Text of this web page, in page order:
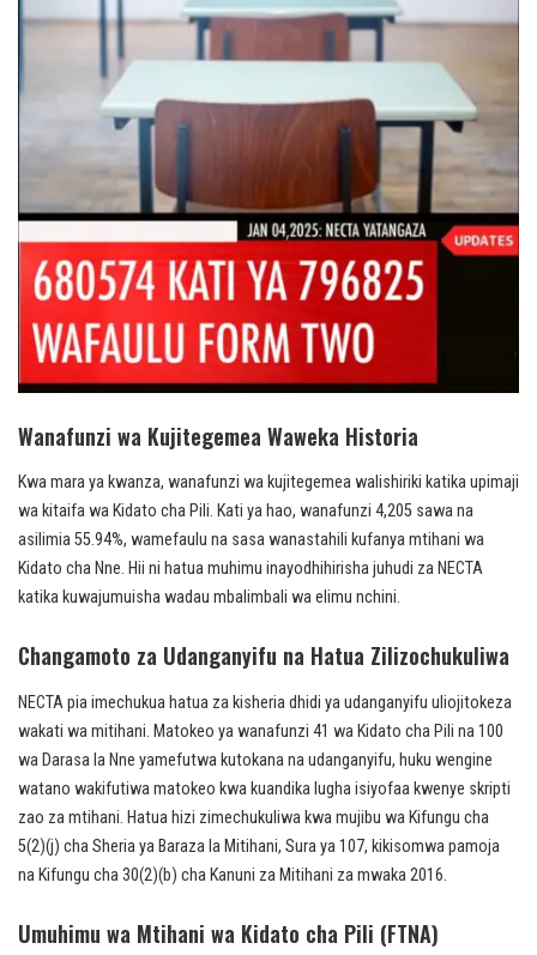
Wanafunzi wa Kujitegemea Waweka Historia
Kwa mara ya kwanza, wanafunzi wa kujitegemea walishiriki katika upimaji
wa kitaifa wa Kidato cha Pili. Kati ya hao, wanafunzi 4,205 sawa na
asilimia 55.94%, wamefaulu na sasa wanastahili kufanya mtihani wa
Kidato cha Nne. Hii ni hatua muhimu inayodhihirisha juhudi za NECTA
katika kuwajumuisha wadau mbalimbali wa elimu nchini.
Changamoto za Udanganyifu na Hatua Zilizochukuliwa
NECTA pia imechukua hatua za kisheria dhidi ya udanganyifu uliojitokeza
wakati wa mitihani. Matokeo ya wanafunzi 41 wa Kidato cha Pili na 100
wa Darasa la Nne yamefutwa kutokana na udanganyifu, huku wengine
watano wakifutiwa matokeo kwa kuandika lugha isiyofaa kwenye skripti
zao za mtihani. Hatua hizi zimechukuliwa kwa mujibu wa Kifungu cha
5(2)(j) cha Sheria ya Baraza la Mitihani, Sura ya 107, kikisomwa pamoja
na Kifungu cha 30(2)(b) cha Kanuni za Mitihani za mwaka 2016.
Umuhimu wa Mtihani wa Kidato cha Pili (FTNA)